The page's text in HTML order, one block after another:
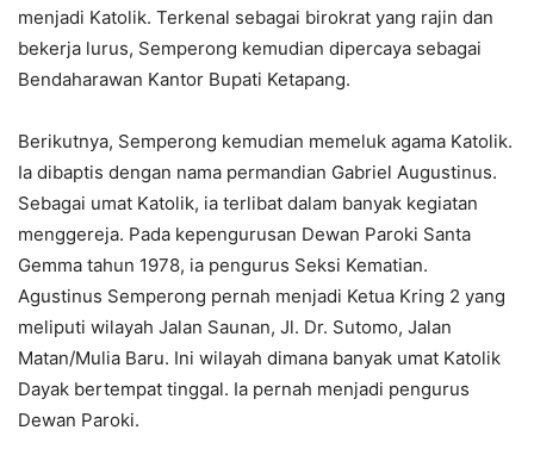
menjadi Katolik. Terkenal sebagai birokrat yang rajin dan
bekerja lurus, Semperong kemudian dipercaya sebagai
Bendaharawan Kantor Bupati Ketapang.
Berikutnya, Semperong kemudian memeluk agama Katolik.
Ia dibaptis dengan nama permandian Gabriel Augustinus.
Sebagai umat Katolik, ia terlibat dalam banyak kegiatan
menggereja. Pada kepengurusan Dewan Paroki Santa
Gemma tahun 1978, ia pengurus Seksi Kematian.
Agustinus Semperong pernah menjadi Ketua Kring 2 yang
meliputi wilayah Jalan Saunan, Jl. Dr. Sutomo, Jalan
Matan/Mulia Baru. Ini wilayah dimana banyak umat Katolik
Dayak bertempat tinggal. Ia pernah menjadi pengurus
Dewan Paroki.